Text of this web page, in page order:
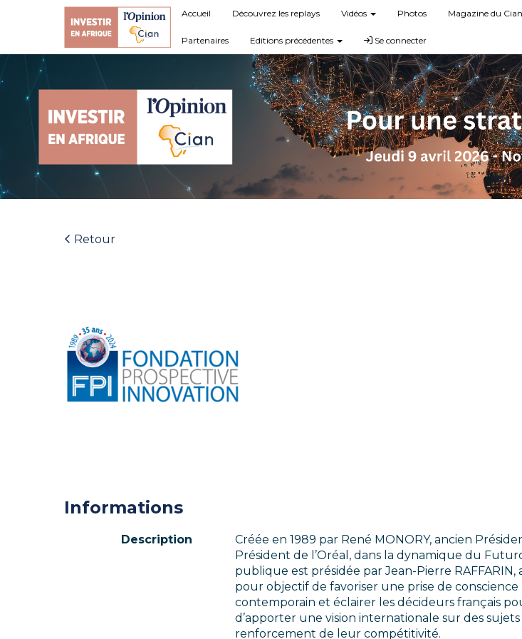
Accueil Découvrez les replays Vidéos Photos Magazine du
Partenaires Editions précédentes Se connecter
Retour
Informations
Description
Créée en 1989 par René MONORY, ancien
Président de l’Oréal, dans la dynamique du
publique est présidée par Jean-Pierre
pour objectif de favoriser une prise de
contemporain et éclairer les décideurs français
d’apporter une vision internationale sur des
renforcement de leur compétitivité.